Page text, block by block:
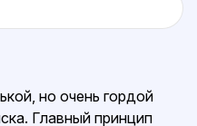
но очень гордой
Главный принцип